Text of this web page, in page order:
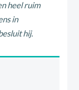
heel ruim
in
hij.